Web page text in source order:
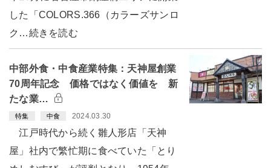
した「COLORS.366（カラーズサンロ
ク…続きを読む
中部外食・中食産業特集：天神屋創業
70周年記念 価格ではなく価値を 新
たな業…
特集 中食 2024.03.30
江戸時代から続く雛人形店「天神
屋」社内で繁忙期に食べていた「とり